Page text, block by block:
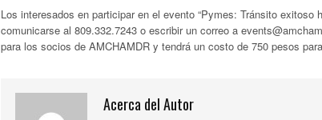
Los interesados en participar en el evento “Pymes: Tránsito exitoso
comunicarse al 809.332.7243 o escribir un correo a
para los socios de AMCHAMDR y tendrá un costo de 750 pesos
Acerca del Autor